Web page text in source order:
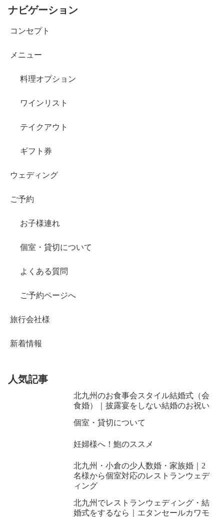
ナビゲーション
コンセプト
メニュー
料理オプション
ワインリスト
テイクアウト
ギフト券
ウェディング
ご予約
お子様連れ
個室・貸切について
よくある質問
ご予約ページへ
旅行会社様
新着情報
人気記事
北九州のお食事会スタイル結婚式（会
食婚）｜披露宴をしない結婚のお祝い
個室・貸切について
妊婦様へ！鮑のススメ
北九州・小倉の少人数婚・家族婚｜2
名様から個室対応のレストランウェデ
ィング
北九州でレストランウェディング・結
婚式をするなら｜エタンセールカワモ